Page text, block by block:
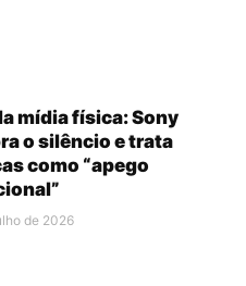
mídia física: Sony
o silêncio e trata
como “apego
de 2026